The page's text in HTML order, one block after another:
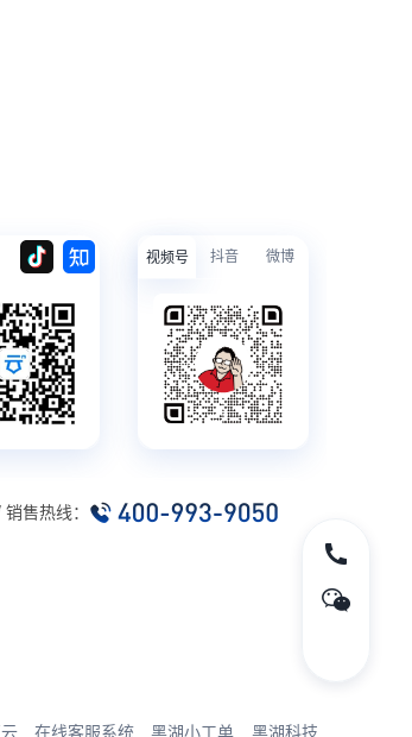
视频号 抖音 微博
售热线：
在线客服系统 黑湖小工单 黑湖科技